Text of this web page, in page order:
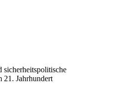
21. Jahrhundert